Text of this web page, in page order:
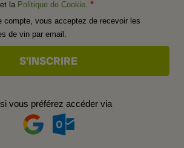
et la Politique de Cookie
compte, vous acceptez de recevoir les
de vin par email.
vous préférez accéder via